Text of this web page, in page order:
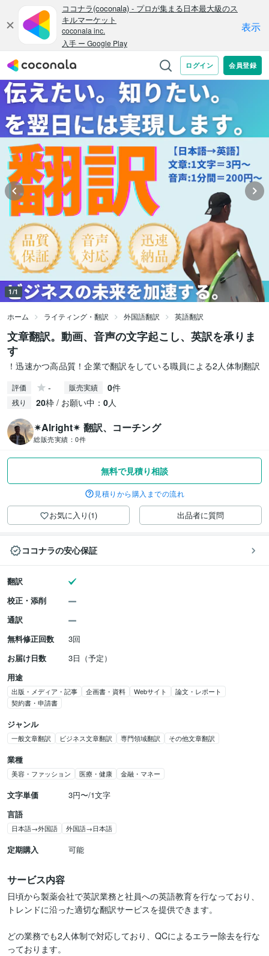
1/1
ホーム ライティング・翻訳 外国語翻訳 英語翻訳
文章翻訳。動画、音声の文字起こし、英訳を承りま
す
！迅速かつ高品質！企業で翻訳をしている職員による2人体制翻訳
評価 - 販売実績 0件
残り 20枠 / お願い中： 0人
✴︎Alright✴︎ 翻訳、コーチング
総販売実績： 0件
無料で見積り相談
見積りから購入までの流れ
お気に入り(1) 出品者に質問
ココナラの安心保証
翻訳
校正・添削
通訳
無料修正回数
3回
お届け日数
3日（予定）
用途
出版・メディア・記事 企画書・資料 Webサイト
論文・レポート
契約書・申請書
ジャンル
一般文章翻訳 ビジネス文章翻訳 専門領域翻訳 その他文章翻訳
業種
美容・ファッション 医療・健康 金融・マネー
文字単価
3円〜/1文字
言語
日本語→外国語 外国語→日本語
定期購入 可能
サービス内容
日頃から製薬会社で英訳業務と社員への英語教育を行なっており、
トレンドに沿った適切な翻訳サービスを提供できます。
どの業務でも2人体制で対応しており、QCによるエラー除去を行な
っております。